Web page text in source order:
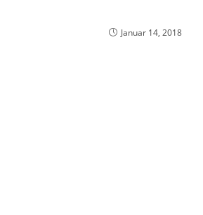
Januar 14, 2018